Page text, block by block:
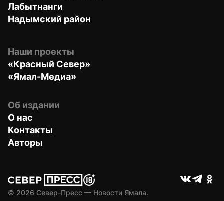
Лабытнанги
Надымский район
Наши проекты
«Красный Север»
«Ямал-Медиа»
Об издании
О нас
Контакты
Авторы
© 2026 Север-Пресс — Новости Ямала.